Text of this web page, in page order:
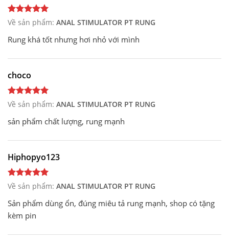
Về sản phẩm: ANAL STIMULATOR PT RUNG
Rung khá tốt nhưng hơi nhỏ với mình
choco
Về sản phẩm: ANAL STIMULATOR PT RUNG
sản phẩm chất lượng, rung mạnh
Hiphopyo123
Về sản phẩm: ANAL STIMULATOR PT RUNG
Sản phẩm dùng ổn, đúng miêu tả rung mạnh, shop có tặng
kèm pin